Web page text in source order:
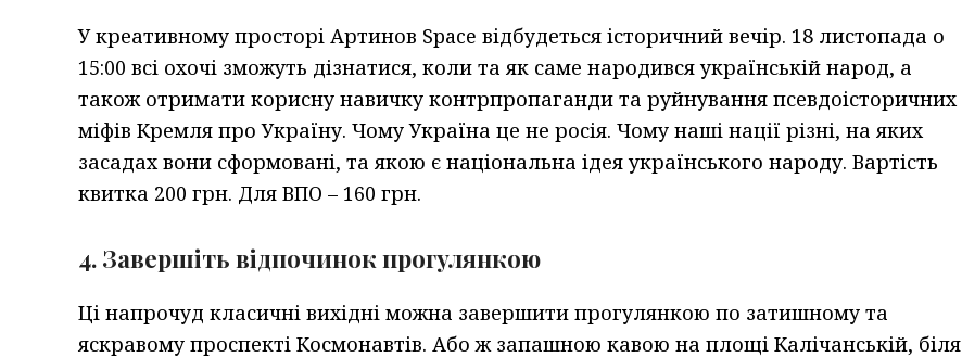
У креативному просторі Артинов Space відбудеться історичний вечір. 18 листопада о
15:00 всі охочі зможуть дізнатися, коли та як саме народився українській народ, а
також отримати корисну навичку контрпропаганди та руйнування псевдоісторичних
міфів Кремля про Україну. Чому Україна це не росія. Чому наші нації різні, на яких
засадах вони сформовані, та якою є національна ідея українського народу. Вартість
квитка 200 грн. Для ВПО – 160 грн.
4. Завершіть відпочинок прогулянкою
Ці напрочуд класичні вихідні можна завершити прогулянкою по затишному та
яскравому проспекті Космонавтів. Або ж запашною кавою на площі Калічанській, біля